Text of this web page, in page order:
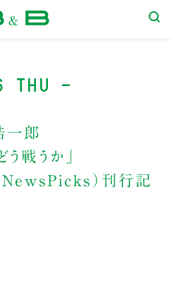
Thu -
一郎
戦うか」
NewsPicks）刊行記